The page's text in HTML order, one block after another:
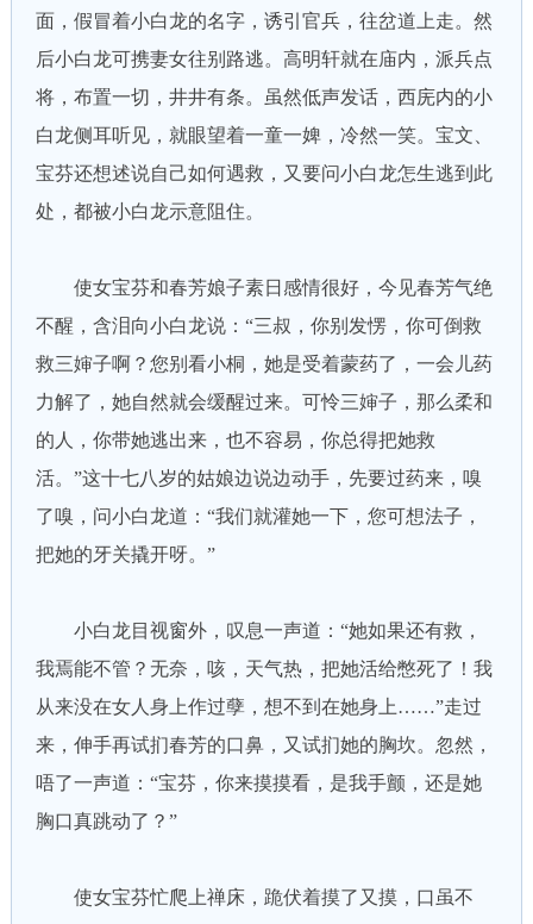
面，假冒着小白龙的名字，诱引官兵，往岔道上走。然
后小白龙可携妻女往别路逃。高明轩就在庙内，派兵点
将，布置一切，井井有条。虽然低声发话，西庑内的小
白龙侧耳听见，就眼望着一童一婢，冷然一笑。宝文、
宝芬还想述说自己如何遇救，又要问小白龙怎生逃到此
处，都被小白龙示意阻住。
使女宝芬和春芳娘子素日感情很好，今见春芳气绝
不醒，含泪向小白龙说：“三叔，你别发愣，你可倒救
救三婶子啊？您别看小桐，她是受着蒙药了，一会儿药
力解了，她自然就会缓醒过来。可怜三婶子，那么柔和
的人，你带她逃出来，也不容易，你总得把她救
活。”这十七八岁的姑娘边说边动手，先要过药来，嗅
了嗅，问小白龙道：“我们就灌她一下，您可想法子，
把她的牙关撬开呀。”
小白龙目视窗外，叹息一声道：“她如果还有救，
我焉能不管？无奈，咳，天气热，把她活给憋死了！我
从来没在女人身上作过孽，想不到在她身上……”走过
来，伸手再试扪春芳的口鼻，又试扪她的胸坎。忽然，
唔了一声道：“宝芬，你来摸摸看，是我手颤，还是她
胸口真跳动了？”
使女宝芬忙爬上禅床，跪伏着摸了又摸，口虽不